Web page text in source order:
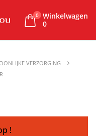
0 Winkelwagen
0
VERZORGING
!